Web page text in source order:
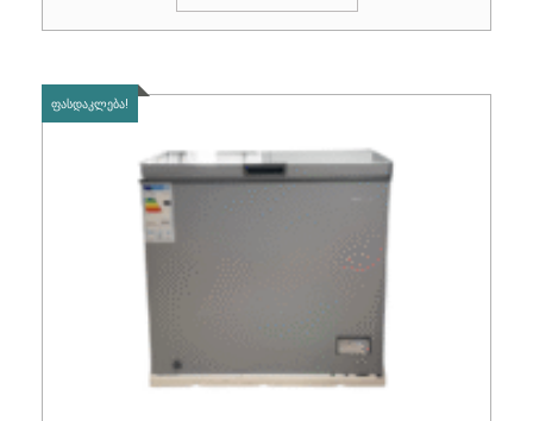
₾820.00.₾569.00.
ᲤᲐᲡᲓᲐᲙᲚᲔᲑᲐ!